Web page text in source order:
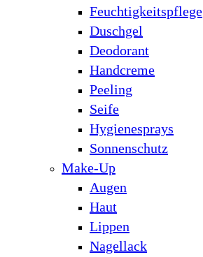
Feuchtigkeitspflege
Duschgel
Deodorant
Handcreme
Peeling
Seife
Hygienesprays
Sonnenschutz
Make-Up
Augen
Haut
Lippen
Nagellack